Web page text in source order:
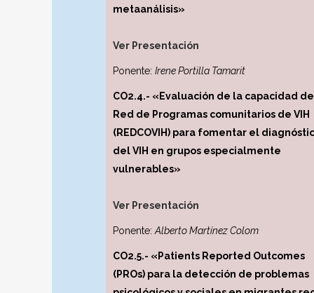
metaanálisis»
Ver Presentación
Ponente: Irene Portilla Tamarit
CO2.4.- «Evaluación de la capacidad
Red de Programas comunitarios de VIH
(REDCOVIH) para fomentar el
del VIH en grupos especialmente
vulnerables»
Ver Presentación
Ponente: Alberto Martínez Colom
CO2.5.- «Patients Reported Outcomes
(PROs) para la detección de problemas